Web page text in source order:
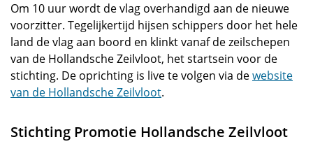
Om 10 uur wordt de vlag overhandigd aan de nieuwe
voorzitter. Tegelijkertijd hijsen schippers door het hele
land de vlag aan boord en klinkt vanaf de zeilschepen
van de Hollandsche Zeilvloot, het startsein voor de
stichting. De oprichting is live te volgen via dewebsite
van de Hollandsche Zeilvloot.
Stichting Promotie Hollandsche Zeilvloot